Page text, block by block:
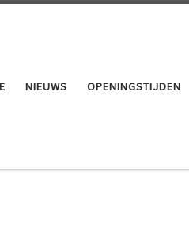
NIEUWS OPENINGSTIJDEN